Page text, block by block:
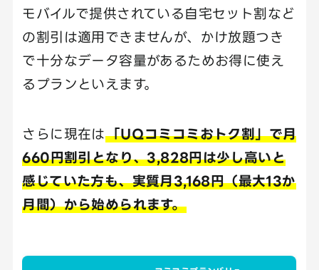
モバイルで提供されている自宅セット割など
の割引は適用できませんが、かけ放題つき
で十分なデータ容量があるためお得に使え
るプランといえます。
さらに現在は「UQコミコミおトク割」で月
660円割引となり、3,828円は少し高いと
感じていた方も、実質月3,168円（最大13か
月間）から始められます。